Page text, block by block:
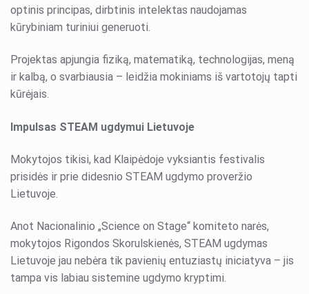
optinis principas, dirbtinis intelektas naudojamas
kūrybiniam turiniui generuoti.
Projektas apjungia fiziką, matematiką, technologijas, meną
ir kalbą, o svarbiausia – leidžia mokiniams iš vartotojų tapti
kūrėjais.
Impulsas STEAM ugdymui Lietuvoje
Mokytojos tikisi, kad Klaipėdoje vyksiantis festivalis
prisidės ir prie didesnio STEAM ugdymo proveržio
Lietuvoje.
Anot Nacionalinio „Science on Stage“ komiteto narės,
mokytojos Rigondos Skorulskienės, STEAM ugdymas
Lietuvoje jau nebėra tik pavienių entuziastų iniciatyva – jis
tampa vis labiau sistemine ugdymo kryptimi.